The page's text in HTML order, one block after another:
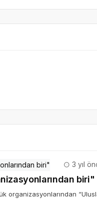
3 yıl
biri"
organizasyonlarından